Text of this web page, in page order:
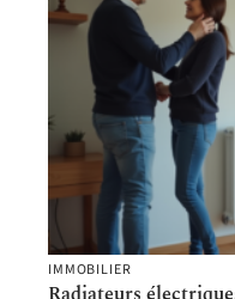
IMMOBILIER